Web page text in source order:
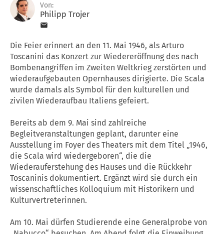
Von:
Philipp Trojer
Die Feier erinnert an den 11. Mai 1946, als Arturo
Toscanini das Konzert zur Wiedereröffnung des nach
Bombenangriffen im Zweiten Weltkrieg zerstörten und
wiederaufgebauten Opernhauses dirigierte. Die Scala
wurde damals als Symbol für den kulturellen und
zivilen Wiederaufbau Italiens gefeiert.
Bereits ab dem 9. Mai sind zahlreiche
Begleitveranstaltungen geplant, darunter eine
Ausstellung im Foyer des Theaters mit dem Titel „1946,
die Scala wird wiedergeboren“, die die
Wiederauferstehung des Hauses und die Rückkehr
Toscaninis dokumentiert. Ergänzt wird sie durch ein
wissenschaftliches Kolloquium mit Historikern und
Kulturvertreterinnen.
Am 10. Mai dürfen Studierende eine Generalprobe von